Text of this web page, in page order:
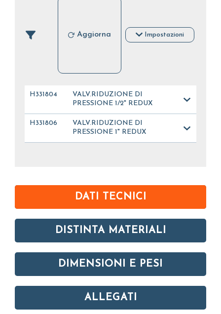
Aggiorna Impostazioni
H331804
VALV.RIDUZIONE DI
PRESSIONE 1/2" REDUX
H331806
VALV.RIDUZIONE DI
PRESSIONE 1" REDUX
DATI TECNICI
DISTINTA MATERIALI
DIMENSIONI E PESI
ALLEGATI